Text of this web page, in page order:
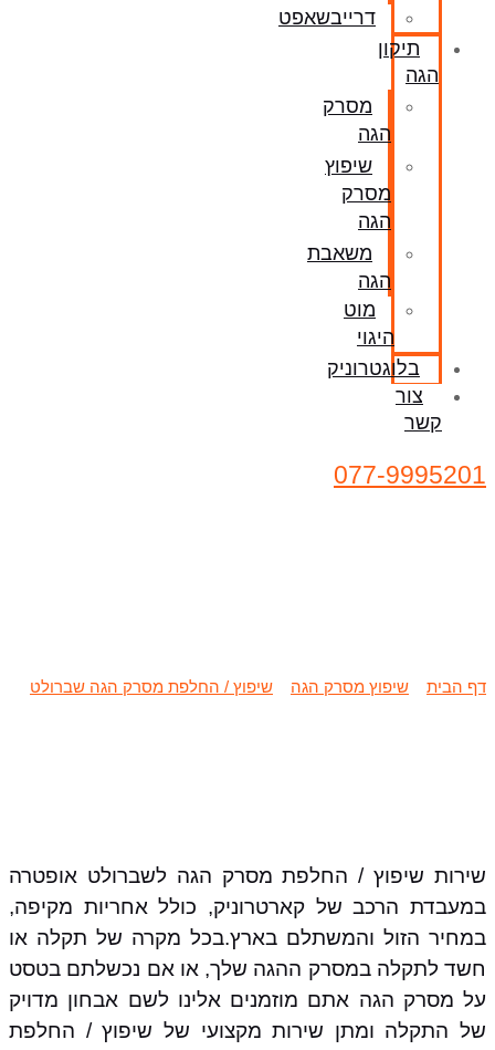
דרייבשאפט
תיקון
הגה
מסרק
הגה
שיפוץ
מסרק
הגה
משאבת
הגה
מוט
היגוי
בלוגטרוניק
צור
קשר
077-9995201
דף הבית שיפוץ מסרק הגה שיפוץ / החלפת מסרק הגה שברולט
שירות שיפוץ / החלפת מסרק הגה לשברולט אופטרה
במעבדת הרכב של קארטרוניק, כולל אחריות מקיפה,
במחיר הזול והמשתלם בארץ.בכל מקרה של תקלה או
חשד לתקלה במסרק ההגה שלך, או אם נכשלתם בטסט
על מסרק הגה אתם מוזמנים אלינו לשם אבחון מדויק
של התקלה ומתן שירות מקצועי של שיפוץ / החלפת